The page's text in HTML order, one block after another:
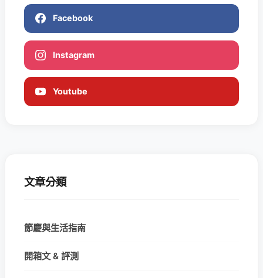
Facebook
Instagram
Youtube
文章分類
節慶與生活指南
開箱文 & 評測